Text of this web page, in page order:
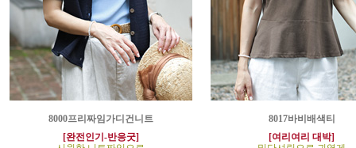
8000프리짜임가디건니트
[완전인기-반응굿]
8017바비배색티
[여리여리 대박]